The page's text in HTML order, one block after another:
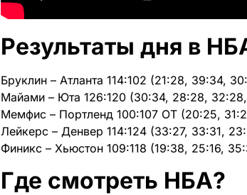
Результаты дня в
Бруклин – Атланта 114:102 (21:28, 39:34,
Майами – Юта 126:120 (30:34, 28:28,
Мемфис – Портленд 100:107 OT (20:25,
Лейкерс – Денвер 114:124 (33:27, 33:31,
Финикс – Хьюстон 109:118 (19:38, 25:16,
Где смотреть НБА?